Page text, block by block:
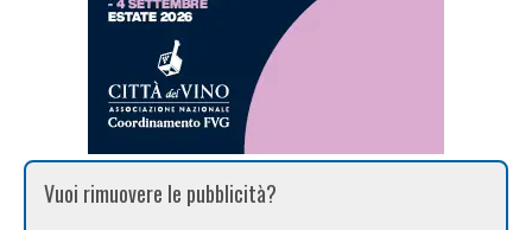
Vuoi rimuovere le pubblicità?